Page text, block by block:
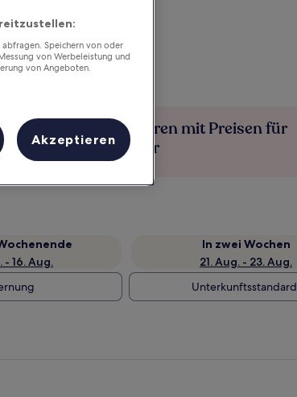
Mehr sparen mit Preisen für
Mitglieder
- 16. Aug.
In zwei Wochen
21. Aug. - 23. Aug.
Unterkunftsstandard
Speichern von oder
von Werbeleistung und
von Angeboten.
Akzeptieren